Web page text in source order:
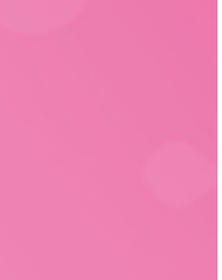
Mail Adresse ein: